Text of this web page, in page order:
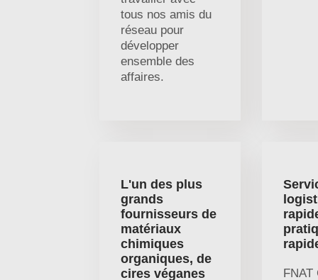
tous nos amis du
réseau pour
développer
ensemble des
affaires.
L'un des plus
grands
fournisseurs de
matériaux
chimiques
organiques, de
cires véganes
FNAT